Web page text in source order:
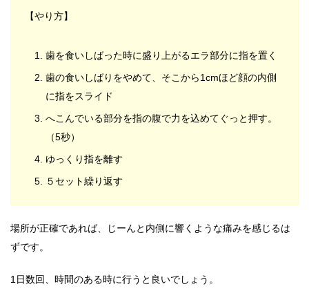
【やり方】
歯を食いしばった時に盛り上がるエラ部分に指を置く
歯の食いしばりをやめて、そこから1cmほど顔の内側
に指をスライド
へこんでいる部分を指の腹で力を込めてぐっと押す。
（5秒）
ゆっくり指を離す
５セット繰り返す
場所が正確であれば、じーんと内側に響くような痛みを感じるは
ずです。
1日数回、時間のある時に行うと良いでしょう。